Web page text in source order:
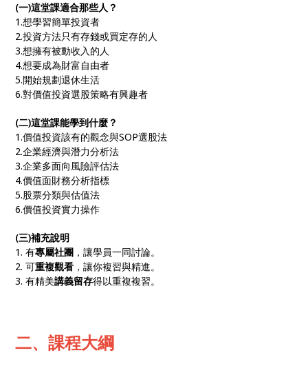
(一)這堂課適合那些人？
1.想學習簡單投資者
2.投資方法只有存錢或買定存的人
3.想擁有被動收入的人
4.想要成為財富自由者
5.開始規劃退休生活
6.對價值投資選股策略有興趣者
(二)這堂課能學到什麼？
1.價值投資該有的觀念與SOP選股法
2.企業經濟與潛力分析法
3.企業多面向風險評估法
4.價值面財務分析指標
5.股票分類與估值法
6.價值投資實力操作
(三)補充說明
1. 有專屬社團 ，讓學員一同討論。
2. 可重複觀看 ，讓你複習與精進。
3. 有精美講義留存得以重複複習。
二、課程大綱